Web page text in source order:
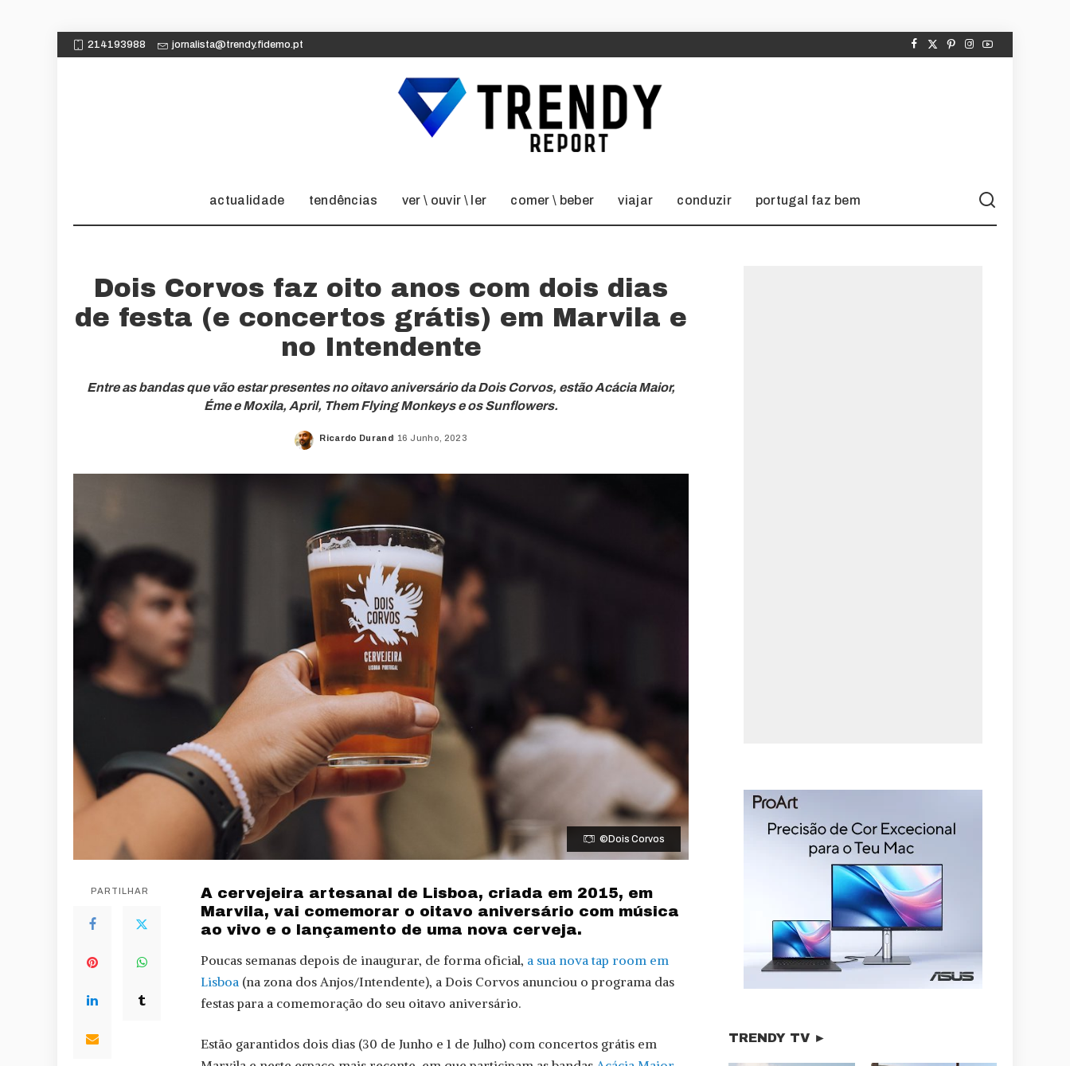
214193988 jornalista@trendy.fidemo.pt
actualidade tendências ver \ ouvir \ ler comer \ beber viajar conduzir portugal faz bem
Dois Corvos faz oito anos com dois dias
de festa (e concertos grátis) em Marvila e
no Intendente
Entre as bandas que vão estar presentes no oitavo aniversário da Dois Corvos, estão Acácia Maior,
Éme e Moxila, April, Them Flying Monkeys e os Sunflowers.
Posted
Ricardo Durand 16 Junho, 2023
©Dois Corvos
PARTILHAR
A cervejeira artesanal de Lisboa, criada em 2015, em
Marvila, vai comemorar o oitavo aniversário com música
ao vivo e o lançamento de uma nova cerveja.
Poucas semanas depois de inaugurar, de forma oficial, a sua nova tap room em
Lisboa (na zona dos Anjos/Intendente), a Dois Corvos anunciou o programa das
festas para a comemoração do seu oitavo aniversário.
Estão garantidos dois dias (30 de Junho e 1 de Julho) com concertos grátis em
TRENDY TV ►